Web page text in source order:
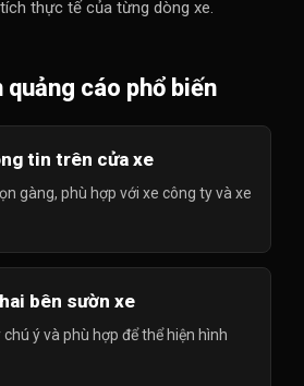
thực tế của từng dòng xe.
quảng cáo phổ biến
tin trên cửa xe
gàng, phù hợp với xe công ty và xe
bên sườn xe
chú ý và phù hợp để thể hiện hình